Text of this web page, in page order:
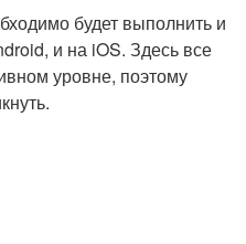
будет выполнить и
и на iOS. Здесь все
уровне, поэтому